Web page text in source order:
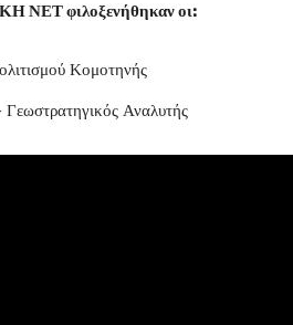
ΝΕΤ φιλοξενήθηκαν οι:
Κομοτηνής
Αναλυτής